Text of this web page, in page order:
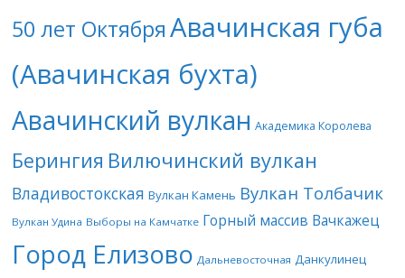
50 лет Октября Авачинская губа
(Авачинская бухта)
Авачинский вулкан Академика Королева
Берингия Вилючинский вулкан
Владивостокская Вулкан Камень Вулкан Толбачик
Вулкан Удина Выборы на Камчатке Горный массив Вачкажец
Город Елизово Дальневосточная Данкулинец